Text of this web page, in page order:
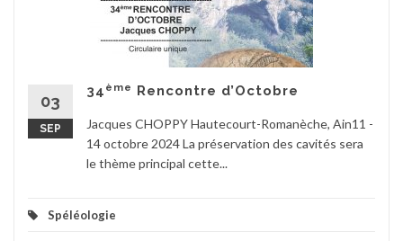
03
SEP
34 ème Rencontre d’Octobre
Jacques CHOPPY Hautecourt-Romanèche, Ain11 -
14 octobre 2024 La préservation des cavités sera
le thème principal cette...
Spéléologie